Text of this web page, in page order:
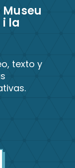
Museu
la
texto y